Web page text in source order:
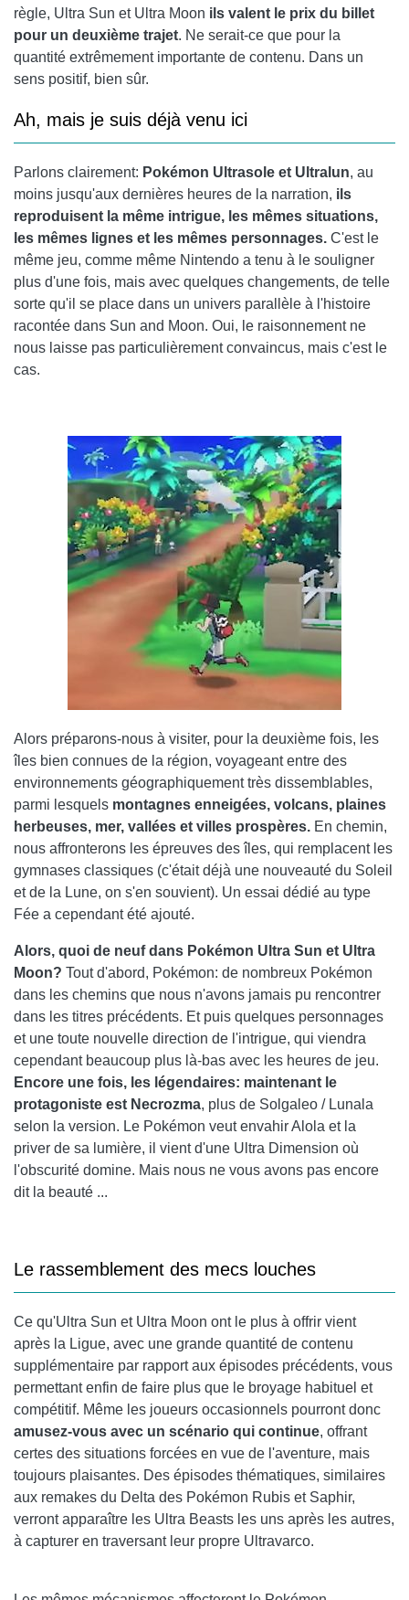
règle, Ultra Sun et Ultra Moon ils valent le prix du billet
pour un deuxième trajet. Ne serait-ce que pour la
quantité extrêmement importante de contenu. Dans un
sens positif, bien sûr.
Ah, mais je suis déjà venu ici
Parlons clairement: Pokémon Ultrasole et Ultralun, au
moins jusqu'aux dernières heures de la narration, ils
reproduisent la même intrigue, les mêmes situations,
les mêmes lignes et les mêmes personnages. C'est le
même jeu, comme même Nintendo a tenu à le souligner
plus d'une fois, mais avec quelques changements, de telle
sorte qu'il se place dans un univers parallèle à l'histoire
racontée dans Sun and Moon. Oui, le raisonnement ne
nous laisse pas particulièrement convaincus, mais c'est le
cas.
Alors préparons-nous à visiter, pour la deuxième fois, les
îles bien connues de la région, voyageant entre des
environnements géographiquement très dissemblables,
parmi lesquels montagnes enneigées, volcans, plaines
herbeuses, mer, vallées et villes prospères. En chemin,
nous affronterons les épreuves des îles, qui remplacent les
gymnases classiques (c'était déjà une nouveauté du Soleil
et de la Lune, on s'en souvient). Un essai dédié au type
Fée a cependant été ajouté.
Alors, quoi de neuf dans Pokémon Ultra Sun et Ultra
Moon? Tout d'abord, Pokémon: de nombreux Pokémon
dans les chemins que nous n'avons jamais pu rencontrer
dans les titres précédents. Et puis quelques personnages
et une toute nouvelle direction de l'intrigue, qui viendra
cependant beaucoup plus là-bas avec les heures de jeu.
Encore une fois, les légendaires: maintenant le
protagoniste est Necrozma, plus de Solgaleo / Lunala
selon la version. Le Pokémon veut envahir Alola et la
priver de sa lumière, il vient d'une Ultra Dimension où
l'obscurité domine. Mais nous ne vous avons pas encore
dit la beauté ...
Le rassemblement des mecs louches
Ce qu'Ultra Sun et Ultra Moon ont le plus à offrir vient
après la Ligue, avec une grande quantité de contenu
supplémentaire par rapport aux épisodes précédents, vous
permettant enfin de faire plus que le broyage habituel et
compétitif. Même les joueurs occasionnels pourront donc
amusez-vous avec un scénario qui continue, offrant
certes des situations forcées en vue de l'aventure, mais
toujours plaisantes. Des épisodes thématiques, similaires
aux remakes du Delta des Pokémon Rubis et Saphir,
verront apparaître les Ultra Beasts les uns après les autres,
à capturer en traversant leur propre Ultravarco.